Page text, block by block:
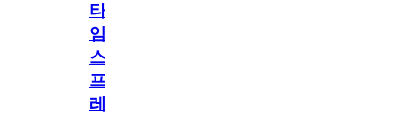
타
임
스
프
레